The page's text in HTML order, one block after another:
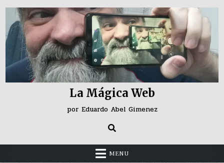
Skip
content
La Mágica Web
por Eduardo Abel Gimenez
MENU